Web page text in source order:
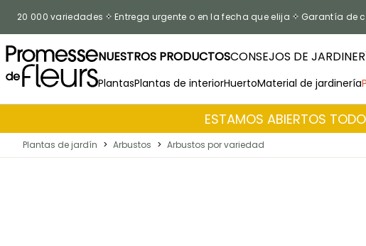
20 000 variedades Entrega urgente o en la fecha que elija Garantía de
NUESTROS PRODUCTOSCONSEJOS DE
PlantasPlantas de interiorHuertoMaterial de jardinería
ESTAMOS ABIERTOS
Plantas de jardín > Arbustos > Arbustos por variedad